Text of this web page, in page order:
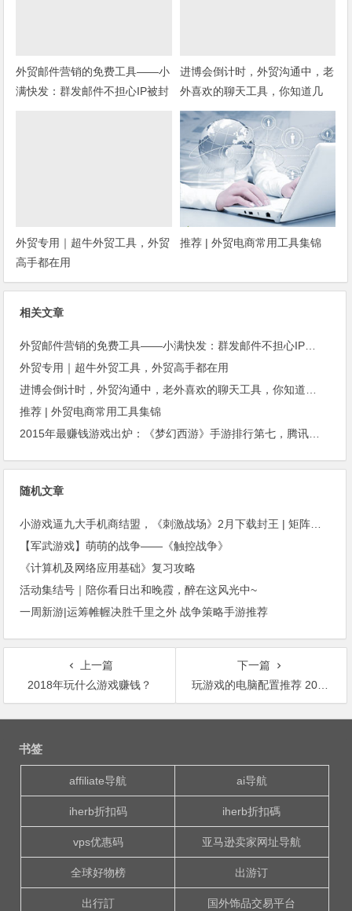
外贸邮件营销的免费工具——小
满快发：群发邮件不担心IP被封
进博会倒计时，外贸沟通中，老
外喜欢的聊天工具，你知道几
种？
外贸专用｜超牛外贸工具，外贸
高手都在用
推荐 | 外贸电商常用工具集锦
相关文章
外贸邮件营销的免费工具——小满快发：群发邮件不担心IP被封
外贸专用｜超牛外贸工具，外贸高手都在用
进博会倒计时，外贸沟通中，老外喜欢的聊天工具，你知道几种？
推荐 | 外贸电商常用工具集锦
2015年最赚钱游戏出炉：《梦幻西游》手游排行第七，腾讯总收入进前三
随机文章
小游戏逼九大手机商结盟，《刺激战场》2月下载封王 | 矩阵一周记
【军武游戏】萌萌的战争——《触控战争》
《计算机及网络应用基础》复习攻略
活动集结号｜陪你看日出和晚霞，醉在这风光中~
一周新游|运筹帷幄决胜千里之外 战争策略手游推荐
上一篇
2018年玩什么游戏赚钱？
下一篇
玩游戏的电脑配置推荐 2018年4套intel第八代平台吃鸡
文
书签
affiliate导航 ai导航
iherb折扣码 iherb折扣碼
vps优惠码 亚马逊卖家网址导航
全球好物榜 出游订
出行訂 国外饰品交易平台